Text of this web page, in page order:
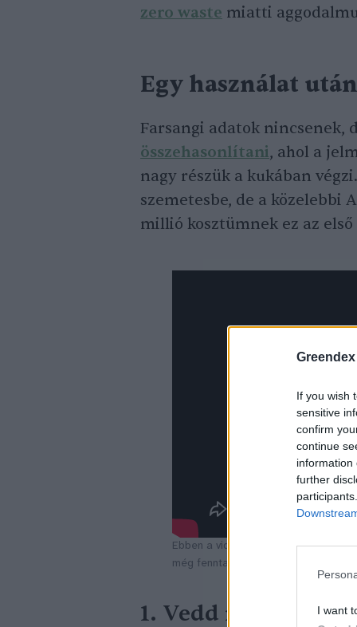
Greendex
If you wish
sensitive
confirm
continue
information
further
I want
zero waste miatti
Egy használat
Farsangi adatok nincsenek,
összehasonlítani, ahol a
nagy részük a kukában
szemetesbe, de a közelebbi
millió kosztümnek ez az első
Ebben a videóban 10 otthon is
még fenntarthatóbbá varázsolhatunk.
1. Vedd meg